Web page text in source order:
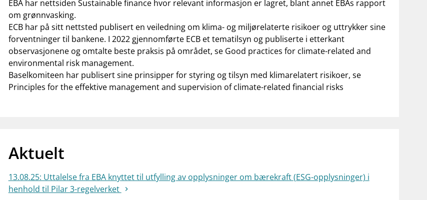
EBA har nettsiden Sustainablefinance hvor relevant informasjon er lagret, blant annet EBAs rapport
om grønnvasking.
ECBhar på sitt nettsted publisert en veiledning om klima- og miljørelaterte risikoerog uttrykkersine
forventninger til bankene. I 2022 gjennomførte ECB et tematilsyn og publiserte i etterkant
observasjonene og omtalte beste praksis på området, se Good practices for climate-related and
environmental risk management.
Baselkomiteen har publisert sine prinsipper for styring og tilsyn med klimarelatert risikoer, se
Principles for the effektive management and supervision of climate-related financial risks
Aktuelt
13.08.25: Uttalelse fra EBA knyttet til utfylling av opplysninger om bærekraft (ESG-opplysninger) i
henhold til Pilar 3-regelverket